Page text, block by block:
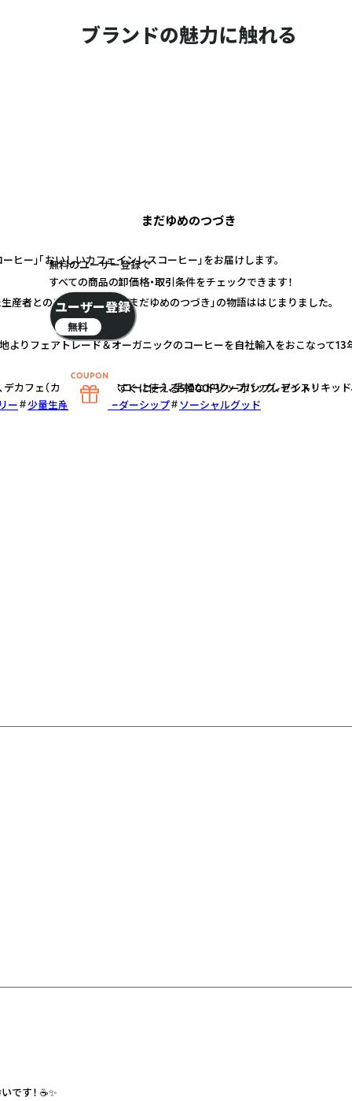
ブランドの魅力に触れる
まだゆめのつづき
ヒー」「おいしいカフェインレスコーヒー」をお届けします。
産者との出合いによって「まだゆめのつづき」の物語ははじまりました。
よりフェアトレード＆オーガニックのコーヒーを自社輸入をおこなって13
カフェ（カフェインレスコーヒー）、手軽なドリップバッグ、アイスリキッ
ー
少量生産 女性リーダーシップ ソーシャルグッド
です！ ☕✨
無料のユーザー登録で
すべての商品の卸価格・取引条件をチェックできます！
ユーザー登録
無料
すぐに使える5,000円クーポンプレゼント！